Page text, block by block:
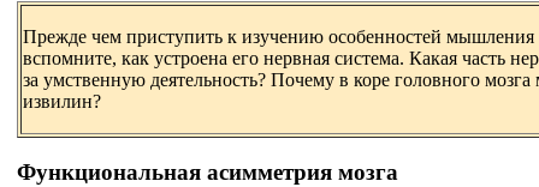
Прежде чем приступить к изучению особенностей мышления
вспомните, как устроена его нервная система. Какая часть
за умственную деятельность? Почему в коре головного
извилин?
Функциональная асимметрия мозга